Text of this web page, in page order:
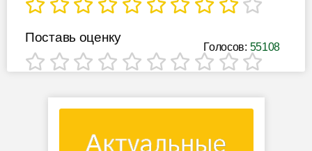
Голосов: 55108
Поставь оценку